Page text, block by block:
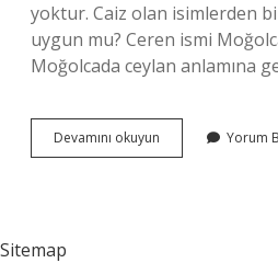
yoktur. Caiz olan isimlerden
uygun mu? Ceren ismi
Moğolcada ceylan anlamına
Devamını okuyun
Ismi
Yorum
Sitemap